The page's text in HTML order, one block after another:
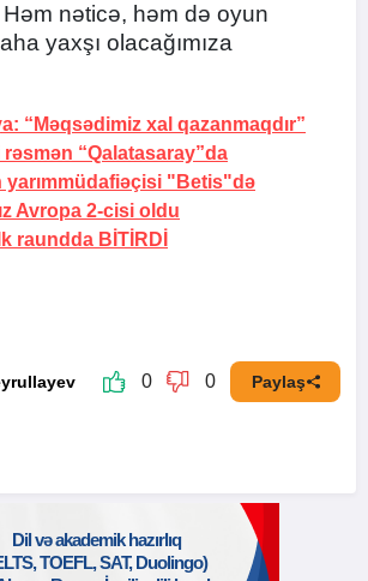
Həm nəticə, həm də oyun
yaxşı olacağımıza
“Məqsədimiz xal qazanmaqdır”
“Qalatasaray”da
"Betis"də
Avropa 2-cisi oldu
raundda BİTİRDİ
0 0 Paylaş